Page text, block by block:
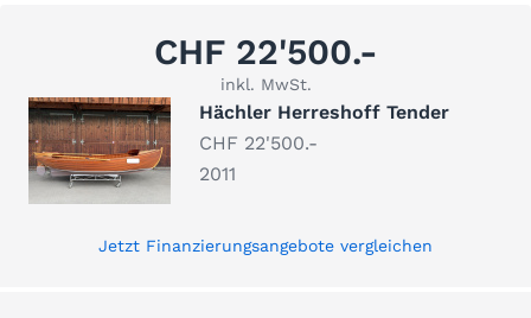
CHF 22'500.-
inkl. MwSt.
Hächler Herreshoff Tender
CHF 22'500.-
2011
Jetzt Finanzierungsangebote vergleichen